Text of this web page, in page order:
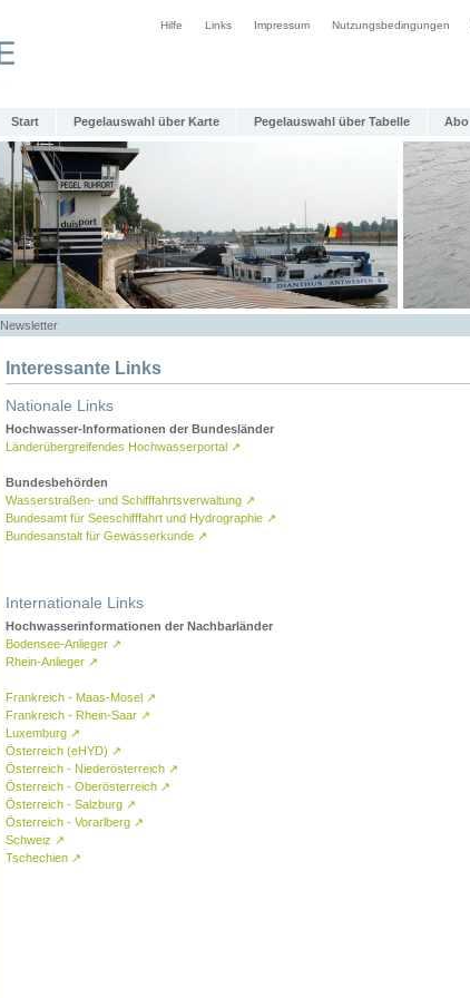
Hilfe Links Impressum Nutzungsbedingungen
Start Pegelauswahl über Karte Pegelauswahl über Tabelle Abo
Newsletter
Interessante Links
Nationale Links
Hochwasser-Informationen der Bundesländer
Länderübergreifendes Hochwasserportal ↗
Bundesbehörden
Wasserstraßen- und Schifffahrtsverwaltung ↗
Bundesamt für Seeschifffahrt und Hydrographie ↗
Bundesanstalt für Gewässerkunde ↗
Internationale Links
Hochwasserinformationen der Nachbarländer
Bodensee-Anlieger ↗
Rhein-Anlieger ↗
Frankreich - Maas-Mosel ↗
Frankreich - Rhein-Saar ↗
Luxemburg ↗
Österreich (eHYD) ↗
Österreich - Niederösterreich ↗
Österreich - Oberösterreich ↗
Österreich - Salzburg ↗
Österreich - Vorarlberg ↗
Schweiz ↗
Tschechien ↗